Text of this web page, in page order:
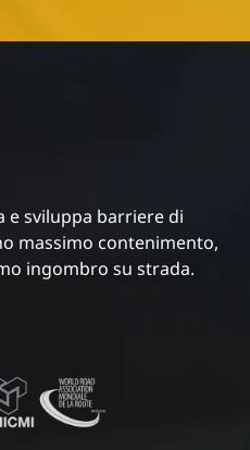
e sviluppa barriere di
massimo contenimento,
ingombro su strada.